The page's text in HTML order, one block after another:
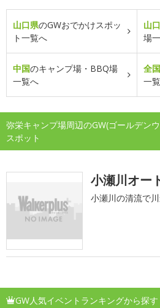
山口県のGWおでかけスポッ
ト一覧へ
山
場
中国のキャンプ場・BBQ場
一覧へ
全国
一
弥栄キャンプ場周辺のGW(ゴールデン
スポット
小瀬川オー
小瀬川の清流で
GW人気イベントランキングから探す